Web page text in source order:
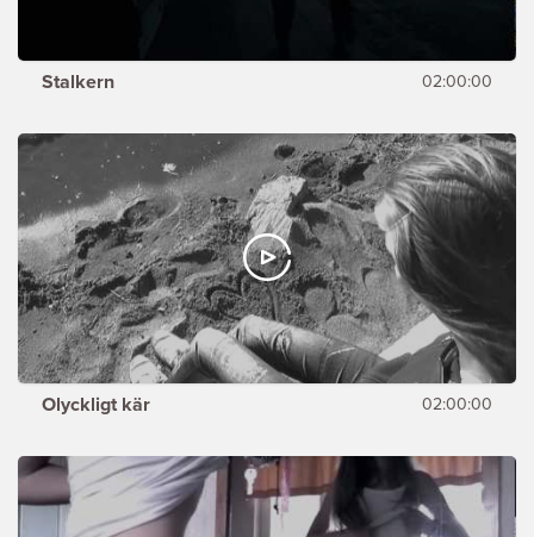
Stalkern 02:00:00
Olyckligt kär 02:00:00